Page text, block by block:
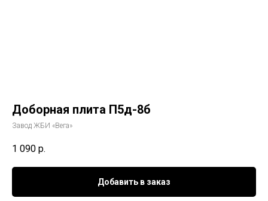
Доборная плита П5д-8б
Завод ЖБИ «Вега»
1 090 р.
Добавить в заказ